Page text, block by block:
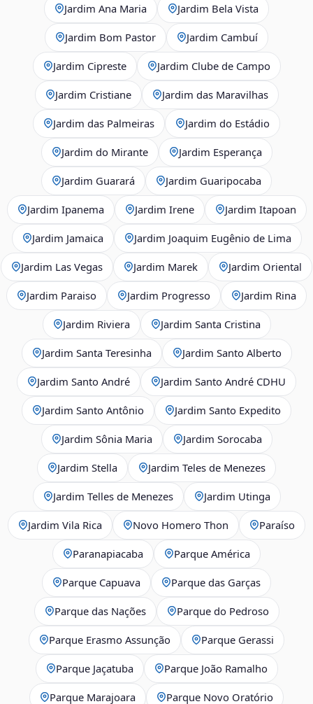
Jardim Ana Maria Jardim Bela Vista
Jardim Bom Pastor Jardim Cambuí
Jardim Cipreste Jardim Clube de Campo
Jardim Cristiane Jardim das Maravilhas
Jardim das Palmeiras Jardim do Estádio
Jardim do Mirante Jardim Esperança
Jardim Guarará Jardim Guaripocaba
Jardim Ipanema Jardim Irene Jardim Itapoan
Jardim Jamaica Jardim Joaquim Eugênio de Lima
Jardim Las Vegas Jardim Marek Jardim Oriental
Jardim Paraiso Jardim Progresso Jardim Rina
Jardim Riviera Jardim Santa Cristina
Jardim Santa Teresinha Jardim Santo Alberto
Jardim Santo André Jardim Santo André CDHU
Jardim Santo Antônio Jardim Santo Expedito
Jardim Sônia Maria Jardim Sorocaba
Jardim Stella Jardim Teles de Menezes
Jardim Telles de Menezes Jardim Utinga
Jardim Vila Rica Novo Homero Thon Paraíso
Paranapiacaba Parque América
Parque Capuava Parque das Garças
Parque das Nações Parque do Pedroso
Parque Erasmo Assunção Parque Gerassi
Parque Jaçatuba Parque João Ramalho
Parque Marajoara Parque Novo Oratório